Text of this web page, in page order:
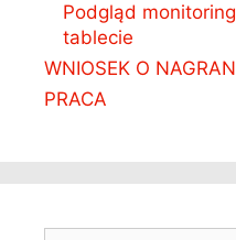
Podgląd
tablecie
WNIOSEK O
PRACA